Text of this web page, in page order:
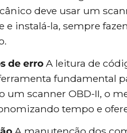
deve usar um
e instalá-la, sempre
de erro A leitura de
fundamental
um scanner OBD-II, o
tempo e